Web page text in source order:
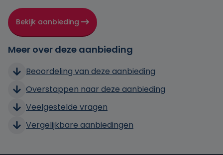
Bekijk aanbieding
Meer over deze aanbieding
Beoordeling van deze aanbieding
Overstappen naar deze aanbieding
Veelgestelde vragen
Vergelijkbare aanbiedingen